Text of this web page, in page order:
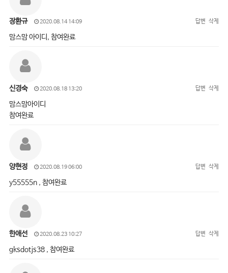
장환규 2020.08.14 14:09 답변 삭제
맘스맘 아이디, 참여완료
신경숙 2020.08.18 13:20 답변 삭제
맘스맘아이디
참여완료
양현정 2020.08.19 06:00 답변 삭제
y55555n , 참여완료
한애선 2020.08.23 10:27 답변 삭제
gksdotjs38 , 참여완료